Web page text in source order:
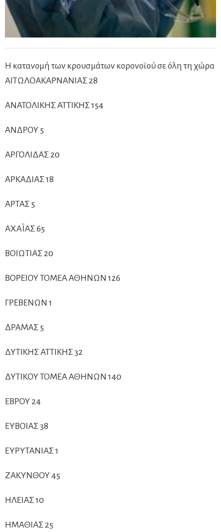
Η κατανομή των κρουσμάτων κορονοϊού σε όλη τη χώρα
ΑΙΤΩΛΟΑΚΑΡΝΑΝΙΑΣ 28
ΑΝΑΤΟΛΙΚΗΣ ΑΤΤΙΚΗΣ 154
ΑΝΔΡΟΥ 5
ΑΡΓΟΛΙΔΑΣ 20
ΑΡΚΑΔΙΑΣ 18
ΑΡΤΑΣ 5
ΑΧΑΪΑΣ 65
ΒΟΙΩΤΙΑΣ 20
ΒΟΡΕΙΟΥ ΤΟΜΕΑ ΑΘΗΝΩΝ 126
ΓΡΕΒΕΝΩΝ 1
ΔΡΑΜΑΣ 5
ΔΥΤΙΚΗΣ ΑΤΤΙΚΗΣ 32
ΔΥΤΙΚΟΥ ΤΟΜΕΑ ΑΘΗΝΩΝ 140
ΕΒΡΟΥ 24
ΕΥΒΟΙΑΣ 38
ΕΥΡΥΤΑΝΙΑΣ 1
ΖΑΚΥΝΘΟΥ 45
ΗΛΕΙΑΣ 10
ΗΜΑΘΙΑΣ 25